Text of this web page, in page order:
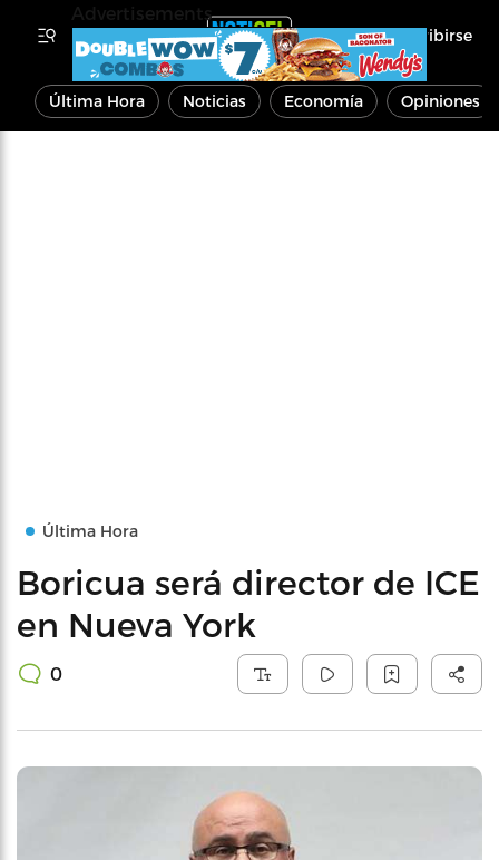
Inscribirse
Última Hora Noticias Economía Opiniones
Última Hora
Boricua será director de ICE
en Nueva York
0
Advertisements